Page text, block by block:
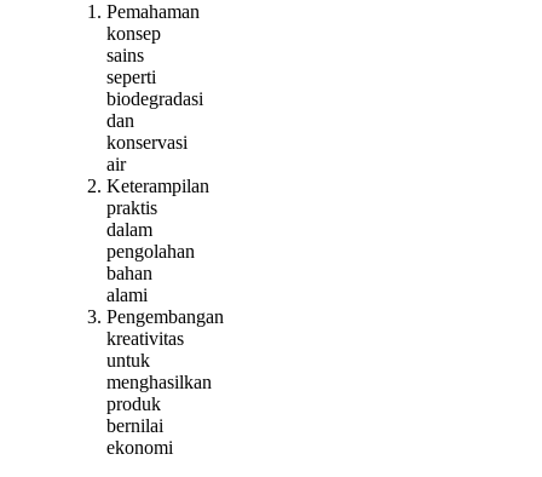
Pemahaman
konsep
sains
seperti
biodegradasi
dan
konservasi
air
Keterampilan
praktis
dalam
pengolahan
bahan
alami
Pengembangan
kreativitas
untuk
menghasilkan
produk
bernilai
ekonomi